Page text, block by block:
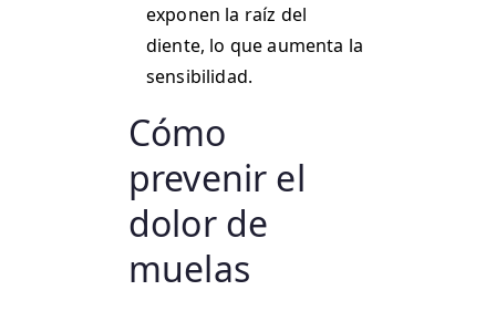
exponen la raíz del
diente, lo que aumenta la
sensibilidad.
Cómo
prevenir el
dolor de
muelas